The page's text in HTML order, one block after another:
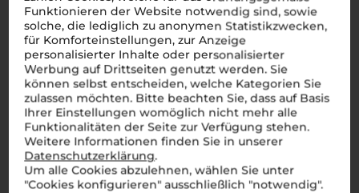
Funktionieren der Website notwendig sind, sowie
solche, die lediglich zu anonymen Statistikzwecken,
für Komforteinstellungen, zur Anzeige
personalisierter Inhalte oder personalisierter
Werbung auf Drittseiten genutzt werden. Sie
können selbst entscheiden, welche Kategorien Sie
zulassen möchten. Bitte beachten Sie, dass auf Basis
Ihrer Einstellungen womöglich nicht mehr alle
Funktionalitäten der Seite zur Verfügung stehen.
Weitere Informationen finden Sie in unserer
Datenschutzerklärung.
Um alle Cookies abzulehnen, wählen Sie unter
"Cookies konfigurieren" ausschließlich "notwendig".